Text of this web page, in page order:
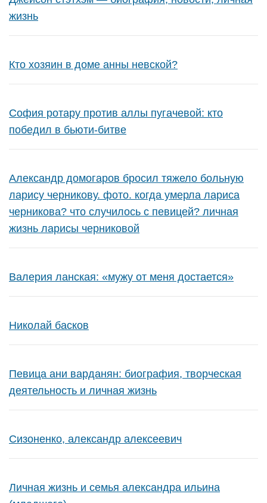
жизнь
Кто хозяин в доме анны невской?
София ротару против аллы пугачевой: кто
победил в бьюти-битве
Александр домогаров бросил тяжело больную
ларису черникову. фото. когда умерла лариса
черникова? что случилось с певицей? личная
жизнь ларисы черниковой
Валерия ланская: «мужу от меня достается»
Николай басков
Певица ани варданян: биография, творческая
деятельность и личная жизнь
Сизоненко, александр алексеевич
Личная жизнь и семья александра ильина